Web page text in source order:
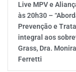
Live MPV e
às 20h30 –
Prevenção e
integral aos
Grass, Dra.
Ferretti